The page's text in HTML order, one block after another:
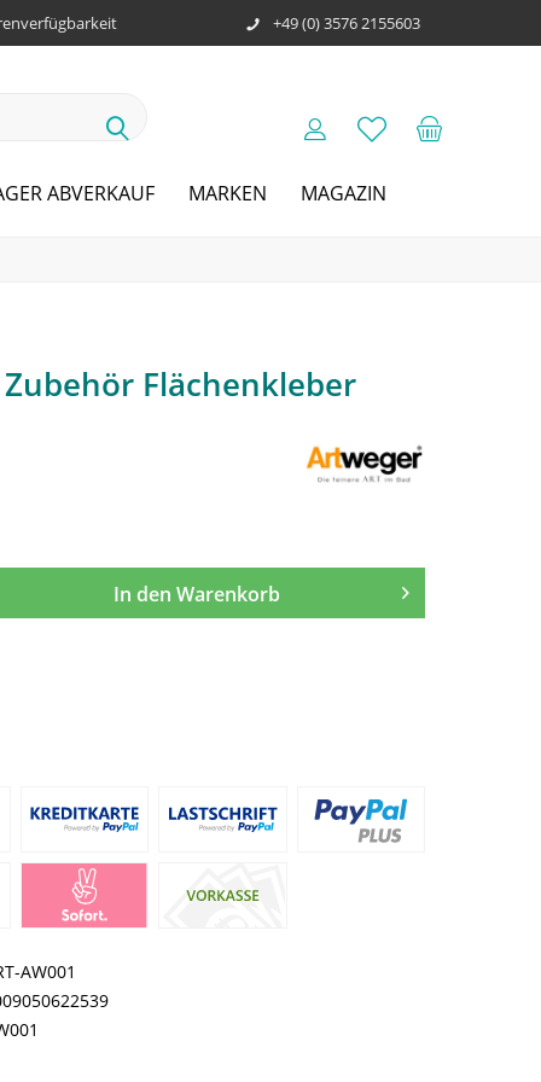
+49 (0) 3576 2155603
ABVERKAUF MARKEN MAGAZIN
Flächenkleber
In den Warenkorb
AW001